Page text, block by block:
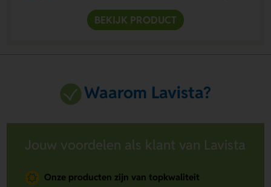
BEKIJK PRODUCT
Waarom Lavista?
Jouw voordelen als klant van Lavista
Onze producten zijn van topkwaliteit